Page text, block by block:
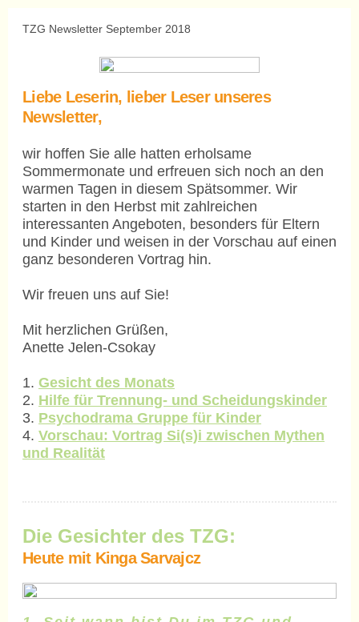
TZG Newsletter September 2018
Liebe Leserin, lieber Leser unseres
Newsletter,
wir hoffen Sie alle hatten erholsame
Sommermonate und erfreuen sich noch an den
warmen Tagen in diesem Spätsommer. Wir
starten in den Herbst mit zahlreichen
interessanten Angeboten, besonders für Eltern
und Kinder und weisen in der Vorschau auf einen
ganz besonderen Vortrag hin.
Wir freuen uns auf Sie!
Mit herzlichen Grüßen,
Anette Jelen-Csokay
1. Gesicht des Monats
2. Hilfe für Trennung- und Scheidungskinder
3. Psychodrama Gruppe für Kinder
4. Vorschau: Vortrag Si(s)i zwischen Mythen
und Realität
Die Gesichter des TZG:
Heute mit Kinga Sarvajcz